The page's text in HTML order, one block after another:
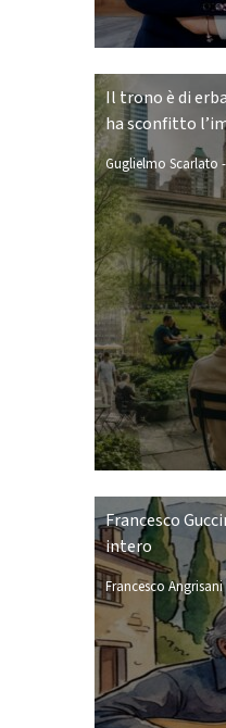
Il trono è di
ha sconfitto
Guglielmo Scarlato -
Francesco
intero
Francesco Angrisani